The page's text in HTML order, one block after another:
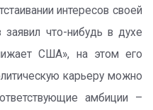
интересов своей
что-нибудь в духе
США», на этом его
карьеру можно
амбиции –